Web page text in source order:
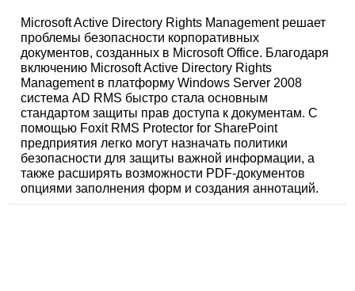
Microsoft Active Directory Rights Management решает
проблемы безопасности корпоративных
документов, созданных в Microsoft Office. Благодаря
включению Microsoft Active Directory Rights
Management в платформу Windows Server 2008
система AD RMS быстро стала основным
стандартом защиты прав доступа к документам. С
помощью Foxit RMS Protector for SharePoint
предприятия легко могут назначать политики
безопасности для защиты важной информации, а
также расширять возможности PDF-документов
опциями заполнения форм и создания аннотаций.